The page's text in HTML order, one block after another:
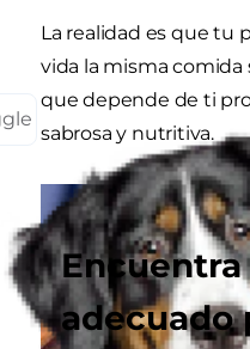
adecuado
La realidad es que tu
vida la misma
que depende de ti
sabrosa y nutritiva.